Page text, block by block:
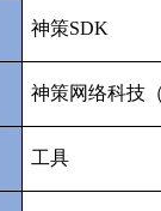
神策SDK
神策网络科技
工具